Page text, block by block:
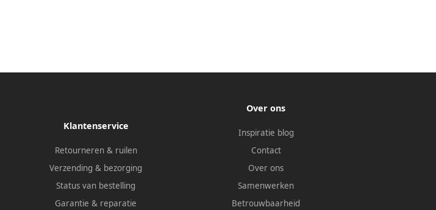
Klantenservice
Retourneren & ruilen
Verzending & bezorging
Status van bestelling
Garantie & reparatie
Over ons
Inspiratie blog
Contact
Over ons
Samenwerken
Betrouwbaarheid